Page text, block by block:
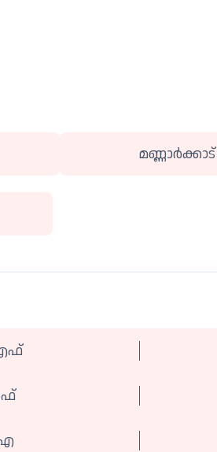
മണ്ണാര്‍ക്കാട്